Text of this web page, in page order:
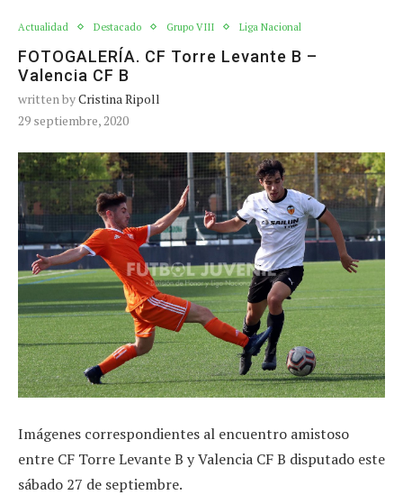
Actualidad Destacado Grupo VIII Liga Nacional
FOTOGALERÍA. CF Torre Levante B –
Valencia CF B
written byCristina Ripoll
29 septiembre, 2020
Imágenes correspondientes al encuentro amistoso
entre CF Torre Levante B y Valencia CF B disputado este
sábado 27 de septiembre.